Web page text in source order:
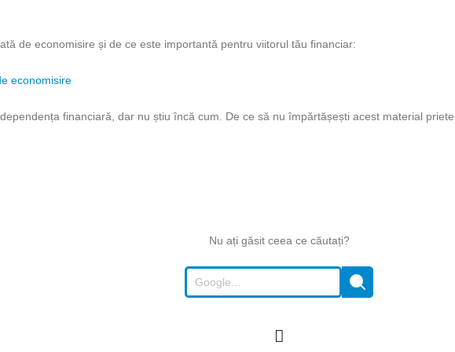
de economisire și de ce este importantă pentru viitorul tău financiar:
economisire
financiară, dar nu știu încă cum. De ce să nu împărtășești acest material
Nu ați găsit ceea ce căutați?